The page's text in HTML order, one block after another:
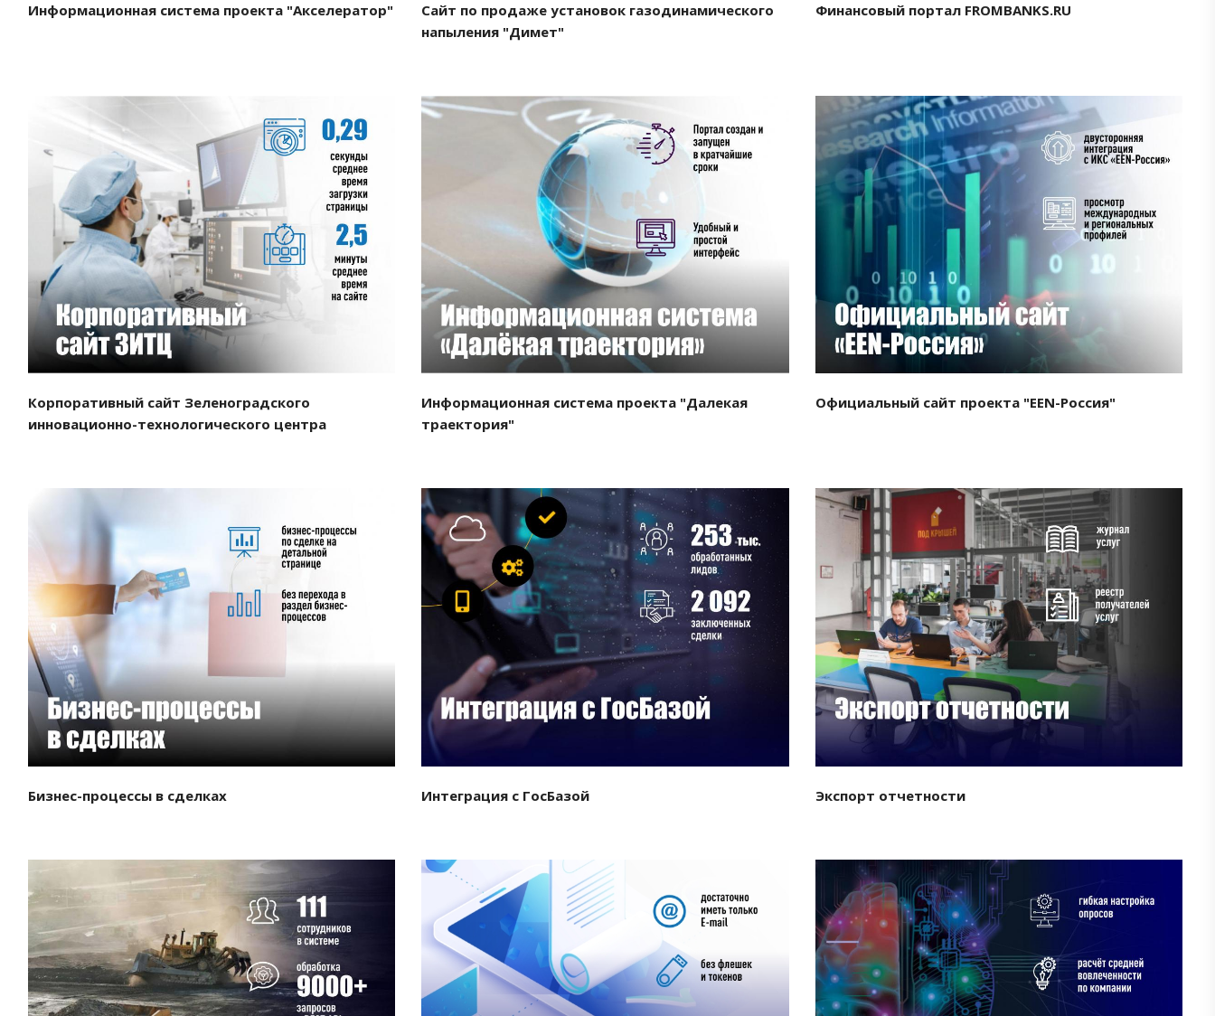
Информационная система проекта "Акселератор"
Сайт по продаже установок газодинамического
напыления "Димет"
Финансовый портал FROMBANKS.RU
Смотреть проект
Корпоративный сайт Зеленоградского
инновационно-технологического центра
Смотреть проект
Информационная система проекта "Далекая
траектория"
Смотреть проект
Официальный сайт проекта "EEN-Россия"
Бизнес-процессы в сделках
Смотреть проект
Интеграция с ГосБазой
Смотреть проект
Экспорт отчетности
Смотреть проект Смотреть проект Смотреть проект